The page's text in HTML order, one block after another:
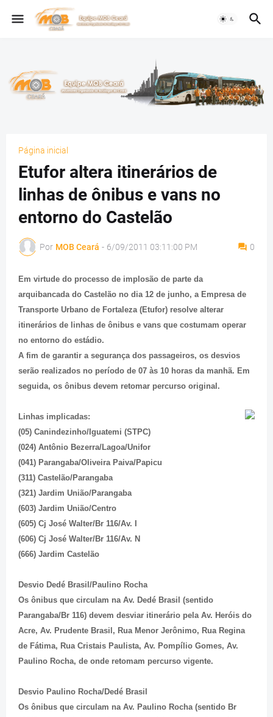
Página inicial
Etufor altera itinerários de
linhas de ônibus e vans no
entorno do Castelão
Por MOB Ceará - 6/09/2011 03:11:00 PM 0
Em virtude do processo de implosão de parte da
arquibancada do Castelão no dia 12 de junho, a Empresa de
Transporte Urbano de Fortaleza (Etufor) resolve alterar
itinerários de linhas de ônibus e vans que costumam operar
no entorno do estádio.
A fim de garantir a segurança dos passageiros, os desvios
serão realizados no período de 07 às 10 horas da manhã. Em
seguida, os ônibus devem retomar percurso original.
Linhas implicadas:
(05) Canindezinho/Iguatemi (STPC)
(024) Antônio Bezerra/Lagoa/Unifor
(041) Parangaba/Oliveira Paiva/Papicu
(311) Castelão/Parangaba
(321) Jardim União/Parangaba
(603) Jardim União/Centro
(605) Cj José Walter/Br 116/Av. I
(606) Cj José Walter/Br 116/Av. N
(666) Jardim Castelão
Desvio Dedé Brasil/Paulino Rocha
Os ônibus que circulam na Av. Dedé Brasil (sentido
Parangaba/Br 116) devem desviar itinerário pela Av. Heróis do
Acre, Av. Prudente Brasil, Rua Menor Jerônimo, Rua Regina
de Fátima, Rua Cristais Paulista, Av. Pompílio Gomes, Av.
Paulino Rocha, de onde retomam percurso vigente.
Desvio Paulino Rocha/Dedé Brasil
Os ônibus que circulam na Av. Paulino Rocha (sentido Br